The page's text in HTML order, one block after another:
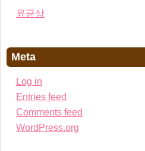
윤균상
Meta
Log in
Entries feed
Comments feed
WordPress.org